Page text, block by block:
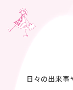
日々の出来事